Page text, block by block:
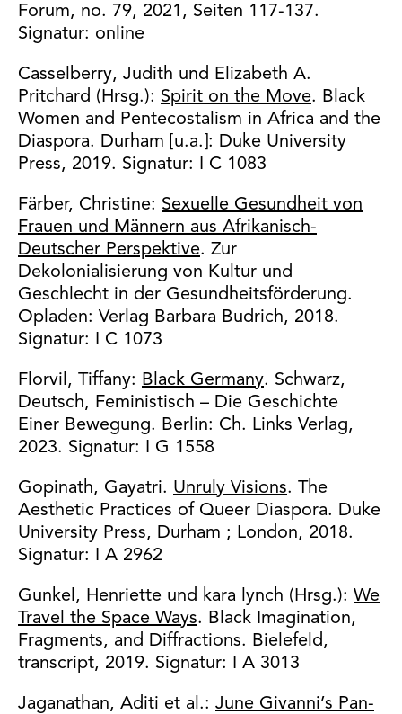
Forum, no. 79, 2021, Seiten 117-137.
Signatur: online
Casselberry, Judith und Elizabeth A.
Pritchard (Hrsg.): Spirit on the Move. Black
Women and Pentecostalism in Africa and the
Diaspora. Durham [u.a.]: Duke University
Press, 2019. Signatur: I C 1083
Färber, Christine: Sexuelle Gesundheit von
Frauen und Männern aus Afrikanisch-
Deutscher Perspektive. Zur
Dekolonialisierung von Kultur und
Geschlecht in der Gesundheitsförderung.
Opladen: Verlag Barbara Budrich, 2018.
Signatur: I C 1073
Florvil, Tiffany: Black Germany. Schwarz,
Deutsch, Feministisch – Die Geschichte
Einer Bewegung. Berlin: Ch. Links Verlag,
2023. Signatur: I G 1558
Gopinath, Gayatri. Unruly Visions. The
Aesthetic Practices of Queer Diaspora. Duke
University Press, Durham ; London, 2018.
Signatur: I A 2962
Gunkel, Henriette und kara lynch (Hrsg.): We
Travel the Space Ways. Black Imagination,
Fragments, and Diffractions. Bielefeld,
transcript, 2019. Signatur: I A 3013
Jaganathan, Aditi et al.: June Givanni’s Pan-